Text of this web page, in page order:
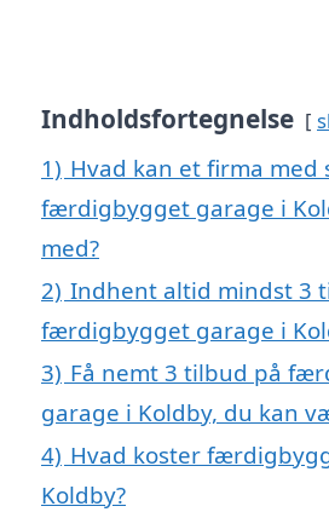
Indholdsfortegnelse
1) Hvad kan et firma med
færdigbygget garage i
med?
2) Indhent altid mindst 3
færdigbygget garage i
3) Få nemt 3 tilbud på
garage i Koldby, du kan
4) Hvad koster
Koldby?